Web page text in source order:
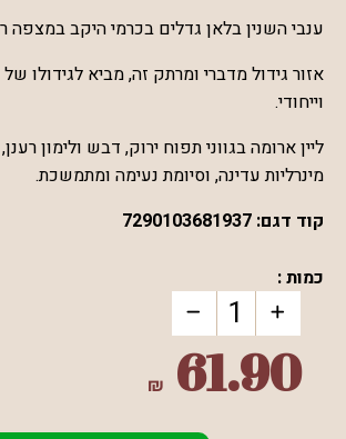
ענבי השנין בלאן גדלים בכרמי היקב במצפה
אזור גידול מדברי ומרתק זה, מביא לגידולו של
וייחודי.
ליין ארומה בגווני תפוח ירוק, דבש ולימון
מינרליות עדינה, וסיומת נעימה ומתמשכת.
קוד דגם: 7290103681937
כמות :
61.90
₪